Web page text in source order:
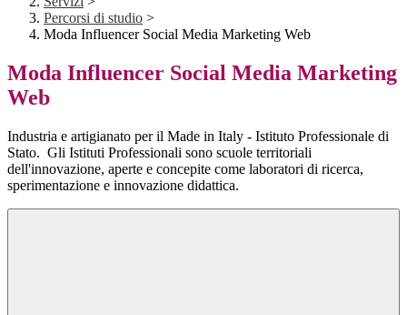
Percorsi di studio >
Moda Influencer Social Media Marketing Web
Moda Influencer Social Media Marketing
Web
Industria e artigianato per il Made in Italy - Istituto Professionale di
Stato. Gli Istituti Professionali sono scuole territoriali
dell'innovazione, aperte e concepite come laboratori di ricerca,
sperimentazione e innovazione didattica.